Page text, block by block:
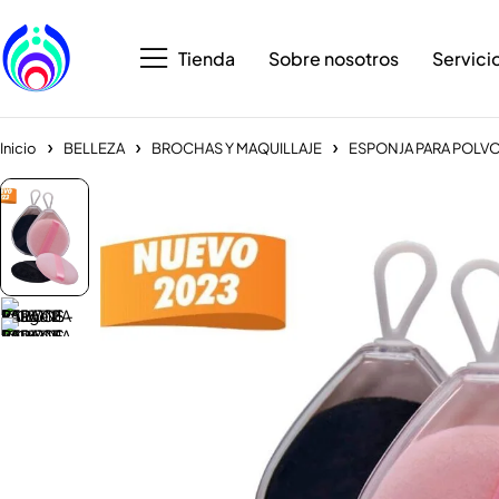
Tienda Sobre nosotros
Inicio BELLEZA BROCHAS Y MAQUILLAJE ESPONJA PARA